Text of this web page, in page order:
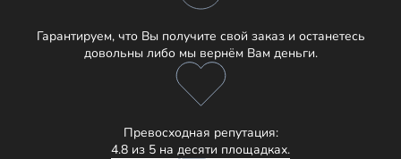
Гарантируем, что Вы получите свой заказ и останетесь
довольны либо мы вернём Вам деньги.
Превосходная репутация:
4.8 из 5 на десяти площадках.